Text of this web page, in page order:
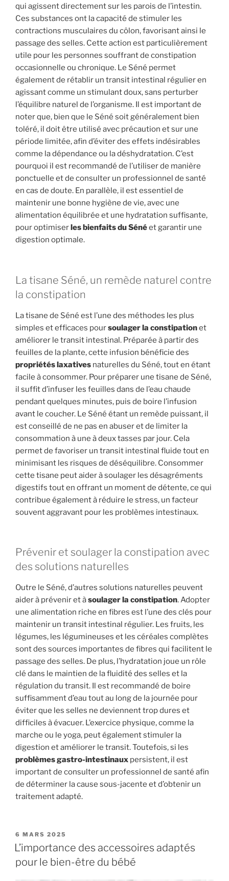
qui agissent directement sur les parois de l’intestin.
Ces substances ont la capacité de stimuler les
contractions musculaires du côlon, favorisant ainsi le
passage des selles. Cette action est particulièrement
utile pour les personnes souffrant de constipation
occasionnelle ou chronique. Le Séné permet
également de rétablir un transit intestinal régulier en
agissant comme un stimulant doux, sans perturber
l’équilibre naturel de l’organisme. Il est important de
noter que, bien que le Séné soit généralement bien
toléré, il doit être utilisé avec précaution et sur une
période limitée, afin d’éviter des effets indésirables
comme la dépendance ou la déshydratation. C’est
pourquoi il est recommandé de l’utiliser de manière
ponctuelle et de consulter un professionnel de santé
en cas de doute. En parallèle, il est essentiel de
maintenir une bonne hygiène de vie, avec une
alimentation équilibrée et une hydratation suffisante,
pour optimiser les bienfaits du Sénéet garantir une
digestion optimale.
La tisane Séné, un remède naturel contre
la constipation
La tisane de Séné est l’une des méthodes les plus
simples et efficaces poursoulager la constipationet
améliorer le transit intestinal. Préparée à partir des
feuilles de la plante, cette infusion bénéficie des
propriétés laxatives naturelles du Séné, tout en étant
facile à consommer. Pour préparer une tisane de Séné,
il suffit d’infuser les feuilles dans de l’eau chaude
pendant quelques minutes, puis de boire l’infusion
avant le coucher. Le Séné étant un remède puissant, il
est conseillé de ne pas en abuser et de limiter la
consommation à une à deux tasses par jour. Cela
permet de favoriser un transit intestinal fluide tout en
minimisant les risques de déséquilibre. Consommer
cette tisane peut aider à soulager les désagréments
digestifs tout en offrant un moment de détente, ce qui
contribue également à réduire le stress, un facteur
souvent aggravant pour les problèmes intestinaux.
Prévenir et soulager la constipation avec
des solutions naturelles
Outre le Séné, d’autres solutions naturelles peuvent
aider à prévenir et àsoulager la constipation. Adopter
une alimentation riche en fibres est l’une des clés pour
maintenir un transit intestinal régulier. Les fruits, les
légumes, les légumineuses et les céréales complètes
sont des sources importantes de fibres qui facilitent le
passage des selles. De plus, l’hydratation joue un rôle
clé dans le maintien de la fluidité des selles et la
régulation du transit. Il est recommandé de boire
suffisamment d’eau tout au long de la journée pour
éviter que les selles ne deviennent trop dures et
difficiles à évacuer. L’exercice physique, comme la
marche ou le yoga, peut également stimuler la
digestion et améliorer le transit. Toutefois, si les
problèmes gastro-intestinaux persistent, il est
important de consulter un professionnel de santé afin
de déterminer la cause sous-jacente et d’obtenir un
traitement adapté.
PUBLIÉ
LE
6 MARS 2025
L’importance des accessoires adaptés
pour le bien-être du bébé